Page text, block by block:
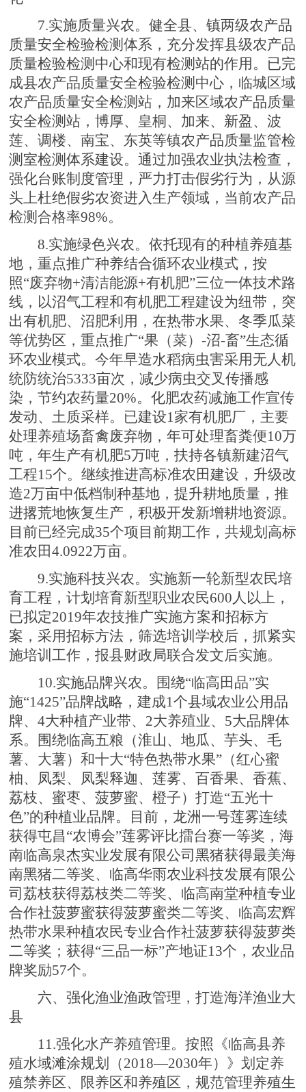
7.实施质量兴农。健全县、镇两级农产品
质量安全检验检测体系，充分发挥县级农产品
质量检验检测中心和现有检测站的作用。已完
成县农产品质量安全检验检测中心，临城区域
农产品质量安全检测站，加来区域农产品质量
安全检测站，博厚、皇桐、加来、新盈、波
莲、调楼、南宝、东英等镇农产品质量监管检
测室检测体系建设。通过加强农业执法检查，
强化台账制度管理，严力打击假劣行为，从源
头上杜绝假劣农资进入生产领域，当前农产品
检测合格率98%。
8.实施绿色兴农。依托现有的种植养殖基
地，重点推广种养结合循环农业模式，按
照“废弃物+清洁能源+有机肥”三位一体技术路
线，以沼气工程和有机肥工程建设为纽带，突
出有机肥、沼肥利用，在热带水果、冬季瓜菜
等优势区，重点推广“果（菜）-沼-畜”生态循
环农业模式。今年早造水稻病虫害采用无人机
统防统治5333亩次，减少病虫交叉传播感
染，节约农药量20%。化肥农药减施工作宣传
发动、土质采样。已建设1家有机肥厂，主要
处理养殖场畜禽废弃物，年可处理畜粪便10万
吨，年生产有机肥5万吨，扶持各镇新建沼气
工程15个。继续推进高标准农田建设，升级改
造2万亩中低档制种基地，提升耕地质量，推
进撂荒地恢复生产，积极开发新增耕地资源。
目前已经完成35个项目前期工作，共规划高标
准农田4.0922万亩。
9.实施科技兴农。实施新一轮新型农民培
育工程，计划培育新型职业农民600人以上，
已拟定2019年农技推广实施方案和招标方
案，采用招标方法，筛选培训学校后，抓紧实
施培训工作，报县财政局联合发文后实施。
10.实施品牌兴农。围绕“临高田品”实
施“1425”品牌战略，建成1个县域农业公用品
牌、4大种植产业带、2大养殖业、5大品牌体
系。围绕临高五粮（淮山、地瓜、芋头、毛
薯、大薯）和十大“特色热带水果”（红心蜜
柚、凤梨、凤梨释迦、莲雾、百香果、香蕉、
荔枝、蜜枣、菠萝蜜、橙子）打造“五光十
色”的种植业品牌。目前，龙洲一号莲雾连续
获得屯昌“农博会”莲雾评比擂台赛一等奖，海
南临高泉杰实业发展有限公司黑猪获得最美海
南黑猪二等奖、临高华雨农业科技发展有限公
司荔枝获得荔枝类二等奖、临高南堂种植专业
合作社菠萝蜜获得菠萝蜜类二等奖、临高宏辉
热带水果种植农民专业合作社菠萝获得菠萝类
二等奖；获得“三品一标”产地证13个，农业品
牌奖励57个。
六、强化渔业渔政管理，打造海洋渔业大
县
11.强化水产养殖管理。按照《临高县养
殖水域滩涂规划（2018—2030年）》划定养
殖禁养区、限养区和养殖区，规范管理养殖生